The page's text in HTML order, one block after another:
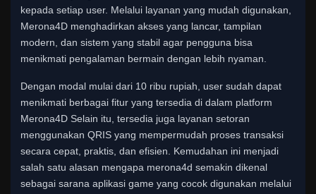
kepada setiap user. Melalui layanan yang mudah digunakan,
Merona4D menghadirkan akses yang lancar, tampilan
modern, dan sistem yang stabil agar pengguna bisa
menikmati pengalaman bermain dengan lebih nyaman.
Dengan modal mulai dari 10 ribu rupiah, user sudah dapat
menikmati berbagai fitur yang tersedia di dalam platform
Merona4D Selain itu, tersedia juga layanan setoran
menggunakan QRIS yang mempermudah proses transaksi
secara cepat, praktis, dan efisien. Kemudahan ini menjadi
salah satu alasan mengapa merona4d semakin dikenal
sebagai sarana aplikasi game yang cocok digunakan melalui